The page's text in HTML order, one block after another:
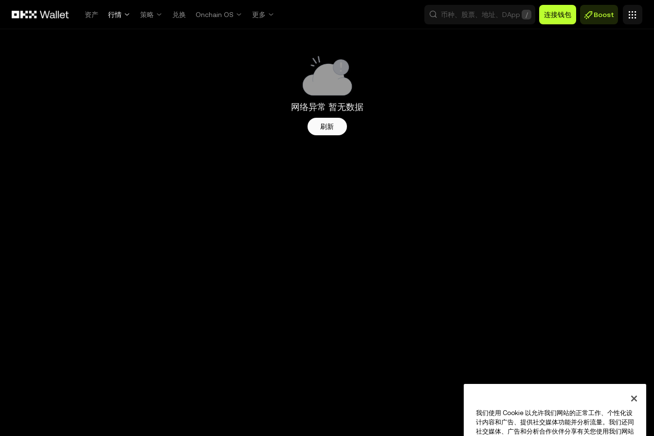
资产
行情 策略 兑换 Onchain OS 更多 / 连接钱包 Boost
网络异常 暂无数据
刷新
我们使用 Cookie 以允许我们网站的正常工作、个性化设
计内容和广告、提供社交媒体功能并分析流量。我们还同
社交媒体、广告和分析合作伙伴分享有关您使用我们网站